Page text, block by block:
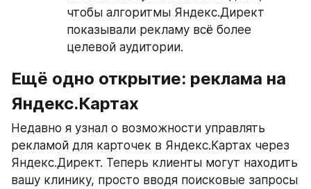
чтобы алгоритмы Яндекс.Директ
показывали рекламу всё более
целевой аудитории.
Ещё одно открытие: реклама на
Яндекс.Картах
Недавно я узнал о возможности управлять
рекламой для карточек в Яндекс.Картах через
Яндекс.Директ. Теперь клиенты могут находить
вашу клинику, просто вводя поисковые запросы